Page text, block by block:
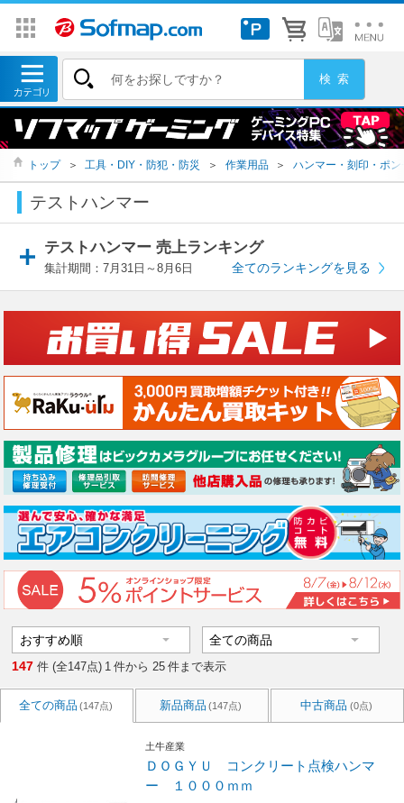
トップ ＞ 工具・DIY・防犯・防災 ＞ 作業用品 ＞ ハンマー・刻印・ポン
テストハンマー
テストハンマー 売上ランキング
集計期間：7月31日～8月6日 全てのランキングを見る
147 件 (全147点) 1 件から 25 件まで表示
全ての商品 (147点) 新品商品 (147点) 中古商品 (0点)
土牛産業
ＤＯＧＹＵ コンクリート点検ハンマ
ー １０００ｍｍ